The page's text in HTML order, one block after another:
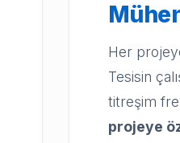
Her
Tesisin
titreşim
projeye